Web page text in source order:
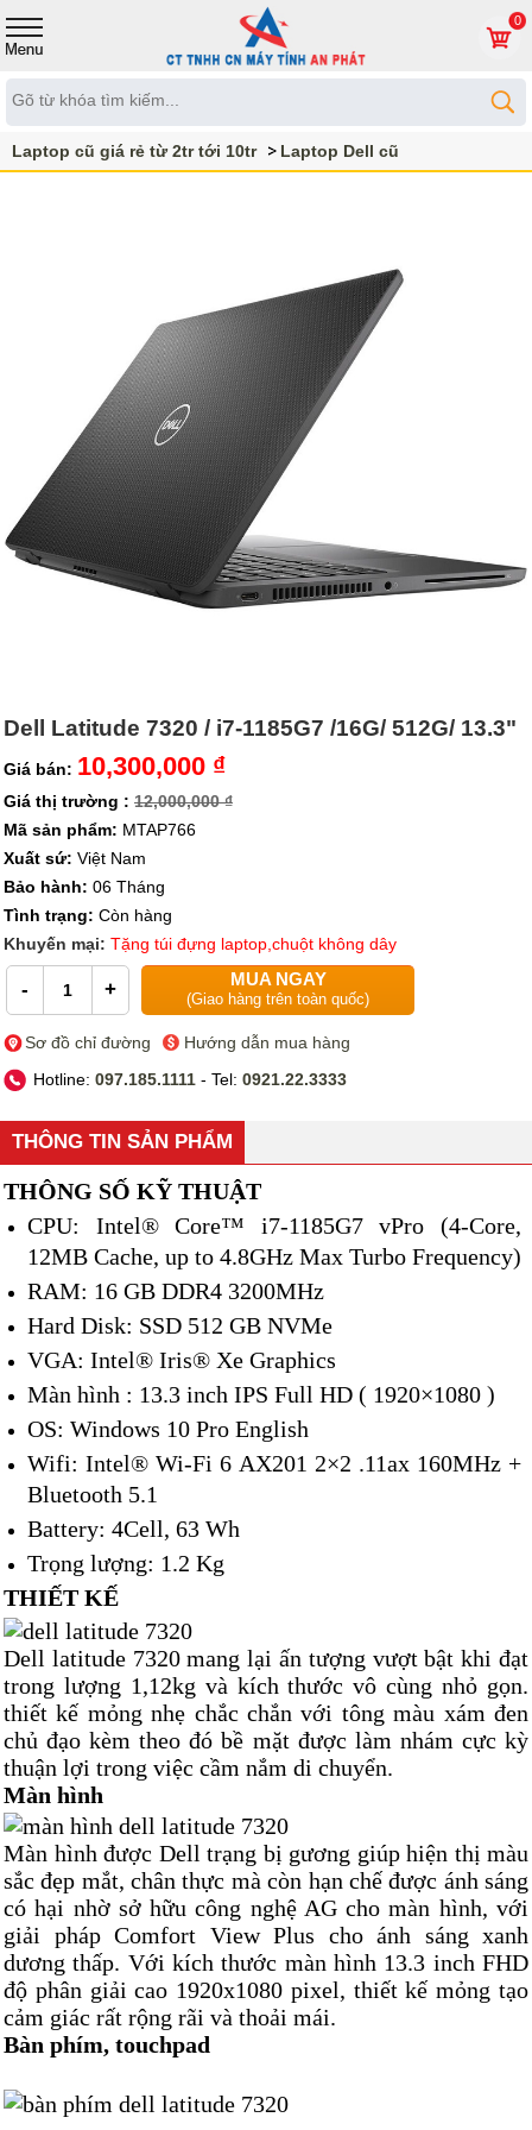
0
Laptop cũ giá rẻ từ 2tr tới 10tr Laptop Dell cũ
Dell Latitude 7320 / i7-1185G7 /16G/ 512G/ 13.3"
Giá bán: 10,300,000 ₫
Giá thị trường : 12,000,000 ₫
Mã sản phẩm: MTAP766
Xuất sứ: Việt Nam
Bảo hành: 06 Tháng
Tình trạng: Còn hàng
Khuyến mại: Tặng túi đựng laptop,chuột không dây
- + MUA NGAY
(Giao hàng trên toàn quốc)
Sơ đồ chỉ đường
Hướng dẫn mua hàng
Hotline: 097.185.1111 - Tel: 0921.22.3333
THÔNG TIN SẢN PHẨM
THÔNG SỐ KỸ THUẬT
CPU: Intel® Core™ i7-1185G7 vPro (4-Core,
12MB Cache, up to 4.8GHz Max Turbo Frequency)
RAM: 16 GB DDR4 3200MHz
Hard Disk: SSD 512 GB NVMe
VGA: Intel® Iris® Xe Graphics
Màn hình : 13.3 inch IPS Full HD ( 1920×1080 )
OS: Windows 10 Pro English
Wifi: Intel® Wi-Fi 6 AX201 2×2 .11ax 160MHz +
Bluetooth 5.1
Battery: 4Cell, 63 Wh
Trọng lượng: 1.2 Kg
THIẾT KẾ
Dell latitude 7320 mang lại ấn tượng vượt bật khi đạt
trong lượng 1,12kg và kích thước vô cùng nhỏ gọn.
thiết kế mỏng nhẹ chắc chắn với tông màu xám đen
chủ đạo kèm theo đó bề mặt được làm nhám cực kỳ
thuận lợi trong việc cầm nắm di chuyển.
Màn hình
Màn hình được Dell trạng bị gương giúp hiện thị màu
sắc đẹp mắt, chân thực mà còn hạn chế được ánh sáng
có hại nhờ sở hữu công nghệ AG cho màn hình, với
giải pháp Comfort View Plus cho ánh sáng xanh
dương thấp. Với kích thước màn hình 13.3 inch FHD
độ phân giải cao 1920x1080 pixel, thiết kế mỏng tạo
cảm giác rất rộng rãi và thoải mái.
Bàn phím, touchpad